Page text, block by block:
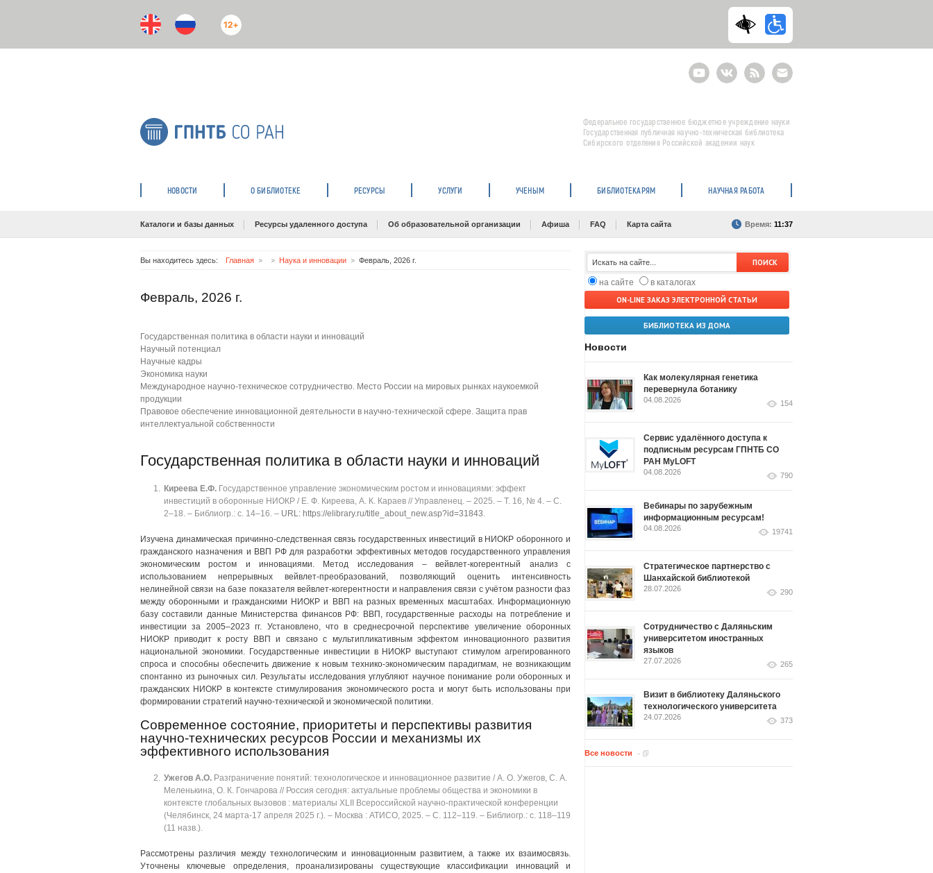
12+
YoutubeВКонтактеRSS
E-
mail
подписка
Федеральное государственное бюджетное учреждение науки
Государственная публичная научно-техническая библиотека
Сибирского отделения Российской академии наук
НОВОСТИ О БИБЛИОТЕКЕ РЕСУРСЫ УСЛУГИ УЧЕНЫМ БИБЛИОТЕКАРЯМ НАУЧНАЯ РАБОТА
Каталоги и базы данных Ресурсы удаленного доступа Об образовательной организации Афиша FAQ Карта сайта Время: 11:37
Вы находитесь здесь: Главная Наука и инновации Февраль, 2026 г.
Февраль, 2026 г.
Государственная политика в области науки и инноваций
Научный потенциал
Научные кадры
Экономика науки
Международное научно-техническое сотрудничество. Место России на мировых рынках наукоемкой
продукции
Правовое обеспечение инновационной деятельности в научно-технической сфере. Защита прав
интеллектуальной собственности
Государственная политика в области науки и инноваций
Киреева Е.Ф. Государственное управление экономическим ростом и инновациями: эффект
инвестиций в оборонные НИОКР / Е. Ф. Киреева, А. К. Караев // Управленец. ‒ 2025. ‒ Т. 16, № 4. ‒ C.
2‒18. ‒ Библиогр.: с. 14‒16. ‒ URL: https://elibrary.ru/title_about_new.asp?id=31843.
Изучена динамическая причинно-следственная связь государственных инвестиций в НИОКР оборонного и
гражданского назначения и ВВП РФ для разработки эффективных методов государственного управления
экономическим ростом и инновациями. Метод исследования ‒ вейвлет-когерентный анализ с
использованием непрерывных вейвлет-преобразований, позволяющий оценить интенсивность
нелинейной связи на базе показателя вейвлет-когерентности и направления связи с учётом разности фаз
между оборонными и гражданскими НИОКР и ВВП на разных временных масштабах. Информационную
базу составили данные Министерства финансов РФ: ВВП, государственные расходы на потребление и
инвестиции за 2005‒2023 гг. Установлено, что в среднесрочной перспективе увеличение оборонных
НИОКР приводит к росту ВВП и связано с мультипликативным эффектом инновационного развития
национальной экономики. Государственные инвестиции в НИОКР выступают стимулом агрегированного
спроса и способны обеспечить движение к новым технико-экономическим парадигмам, не возникающим
спонтанно из рыночных сил. Результаты исследования углубляют научное понимание роли оборонных и
гражданских НИОКР в контексте стимулирования экономического роста и могут быть использованы при
формировании стратегий научно-технической и экономической политики.
Современное состояние, приоритеты и перспективы развития
научно-технических ресурсов России и механизмы их
эффективного использования
Ужегов А.О. Разграничение понятий: технологическое и инновационное развитие / А. О. Ужегов, С. А.
Меленькина, О. К. Гончарова // Россия сегодня: актуальные проблемы общества и экономики в
контексте глобальных вызовов : материалы XLII Всероссийской научно-практической конференции
(Челябинск, 24 марта-17 апреля 2025 г.). ‒ Москва : АТИСО, 2025. ‒ C. 112‒119. ‒ Библиогр.: с. 118‒119
(11 назв.).
Рассмотрены различия между технологическим и инновационным развитием, а также их взаимосвязь.
Уточнены ключевые определения, проанализированы существующие классификации инноваций и
на сайте
в каталогах
ON-LINE ЗАКАЗ ЭЛЕКТРОННОЙ СТАТЬИ
БИБЛИОТЕКА ИЗ ДОМА
Новости
Как молекулярная генетика
перевернула ботанику
04.08.2026 154
Сервис удалённого доступа к
подписным ресурсам ГПНТБ СО
РАН MyLOFT
04.08.2026 790
Вебинары по зарубежным
информационным ресурсам!
04.08.2026 19741
Стратегическое партнерство с
Шанхайской библиотекой
28.07.2026 290
Сотрудничество с Даляньским
университетом иностранных
языков
27.07.2026 265
Визит в библиотеку Даляньского
технологического университета
24.07.2026 373
Все новости